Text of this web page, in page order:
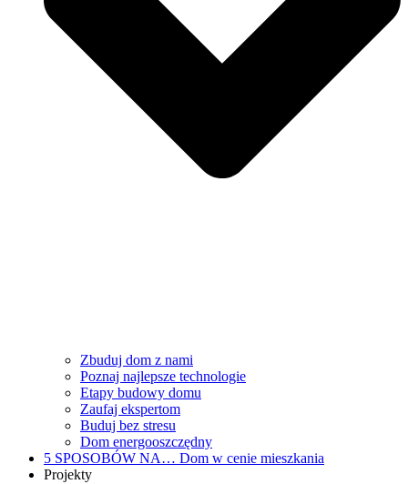
Zbuduj dom z nami
Poznaj najlepsze technologie
Etapy budowy domu
Zaufaj ekspertom
Buduj bez stresu
Dom energooszczędny
5 SPOSOBÓW NA… Dom w cenie mieszkania
Projekty